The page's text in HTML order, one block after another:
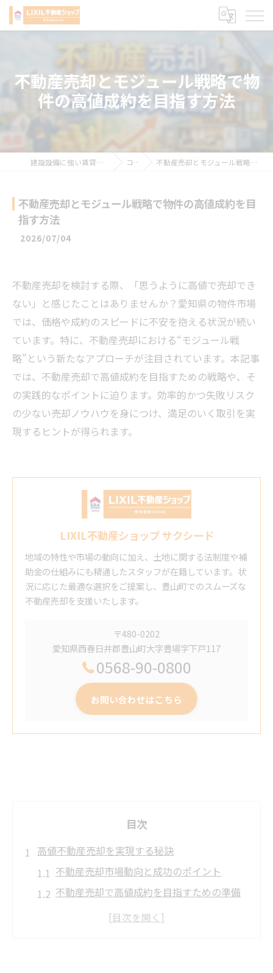
不動産売却とモジュール戦略で物
件の高値成約を目指す方法
建設設備に強い賃貸管理会社 株式会社sqced コラム 不動産売却とモジュール戦略で物件の高値成約を目指す方法
不動産売却とモジュール戦略で物件の高値成約を目
指す方法
2026/07/04
不動産売却を検討する際、「思うように高値で売却でき
ない」と感じたことはありませんか？愛知県の物件市場
では、価格や成約のスピードに不安を抱える状況が続い
ています。特に、不動産売却における“モジュール戦
略”という新たなアプローチが注目されています。本記事
では、不動産売却で高値成約を目指すための戦略や、そ
の実践的なポイントに迫ります。効率的かつ失敗リスク
の少ない売却ノウハウを身につけ、満足のいく取引を実
現するヒントが得られます。
LIXIL不動産ショップ サクシード
地域の特性や市場の動向に加え、土地に関する法制度や補
助金の仕組みにも精通したスタッフが在籍しています。状
況に応じた最適な選択をご提案し、豊山町でのスムーズな
不動産売却を支援いたします。
〒480-0202
愛知県西春日井郡豊山町大字豊場字下戸117
0568-90-0800
お問い合わせはこちら
目次
高値不動産売却を実現する秘訣
不動産売却市場動向と成功のポイント
不動産売却で高値成約を目指すための準備